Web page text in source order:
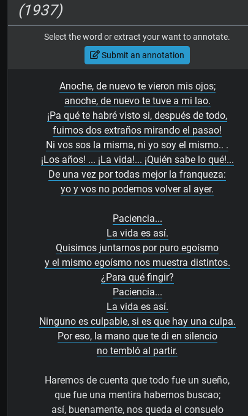
(1937)
Select the word or extract your want to annotate.
Submit an annotation
Anoche, de nuevo te vieron mis ojos;
anoche, de nuevo te tuve a mi lao.
¡Pa qué te habré visto si, después de todo,
fuimos dos extraños mirando el pasao!
Ni vos sos la misma, ni yo soy el mismo.. .
¡Los años! ... ¡La vida!... ¡Quién sabe lo qué!...
De una vez por todas mejor la franqueza:
yo y vos no podemos volver al ayer.
Paciencia...
La vida es así.
Quisimos juntarnos por puro egoísmo
y el mismo egoísmo nos muestra distintos.
¿Para qué fingir?
Paciencia...
La vida es así.
Ninguno es culpable, si es que hay una culpa.
Por eso, la mano que te di en silencio
no tembló al partir.
Haremos de cuenta que todo fue un sueño,
que fue una mentira habernos buscao;
así, buenamente, nos queda el consuelo